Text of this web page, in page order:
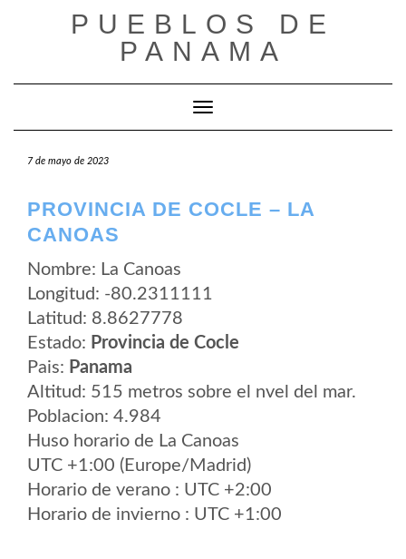
PUEBLOS DE
PANAMA
Cambiar modo de navegación
7 de mayo de 2023
PROVINCIA DE COCLE – LA
CANOAS
Nombre: La Canoas
Longitud: -80.2311111
Latitud: 8.8627778
Estado: Provincia de Cocle
Pais: Panama
Altitud: 515 metros sobre el nvel del mar.
Poblacion: 4.984
Huso horario de La Canoas
UTC +1:00 (Europe/Madrid)
Horario de verano : UTC +2:00
Horario de invierno : UTC +1:00